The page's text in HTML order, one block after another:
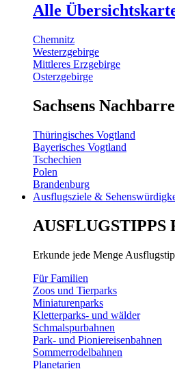
Alle
Chemnitz
Westerzgebirge
Mittleres Erzgebirge
Osterzgebirge
Sachsens
Thüringisches Vogtland
Bayerisches Vogtland
Tschechien
Polen
Brandenburg
Ausflugsziele &
Erkunde jede Menge
Für Familien
Zoos und Tierparks
Miniaturenparks
Kletterparks- und wälder
Schmalspurbahnen
Park- und Pioniereisenbahnen
Sommerrodelbahnen
Planetarien